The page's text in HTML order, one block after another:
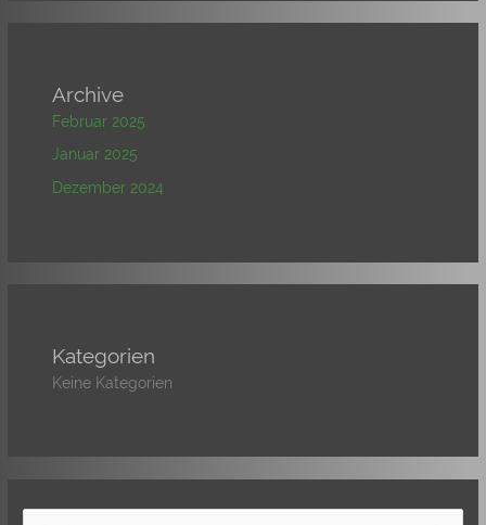
Archive
Februar 2025
Januar 2025
Dezember 2024
Kategorien
Keine Kategorien